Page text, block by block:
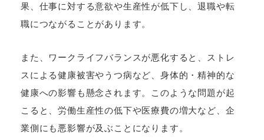
果、仕事に対する意欲や生産性が低下し、退職や転
職につながることがあります。
また、ワークライフバランスが悪化すると、ストレ
スによる健康被害やうつ病など、身体的・精神的な
健康への影響も懸念されます。このような問題が起
こると、労働生産性の低下や医療費の増大など、企
業側にも悪影響が及ぶことになります。